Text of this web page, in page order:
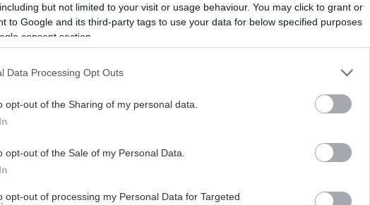
but not limited to your visit or usage behaviour. You may click to grant or
to Google and its third-party tags to use your data for below specified purposes
consent section.
Data Processing Opt Outs
opt-out of the Sharing of my personal data.
opt-out of the Sale of my Personal Data.
opt-out of processing my Personal Data for Targeted
och önskar dem lycka till med framtida
och nyförvärv inför nästa säsong inom den